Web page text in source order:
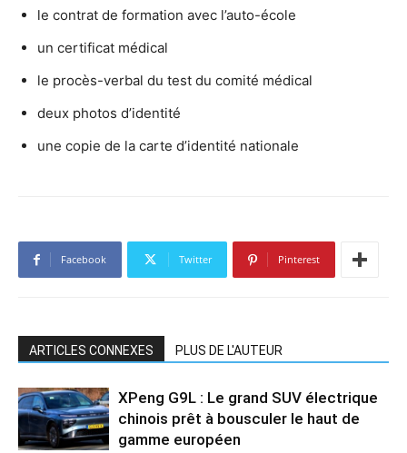
le contrat de formation avec l’auto-école
un certificat médical
le procès-verbal du test du comité médical
deux photos d’identité
une copie de la carte d’identité nationale
Facebook Twitter Pinterest
ARTICLES CONNEXES PLUS DE L'AUTEUR
XPeng G9L : Le grand SUV électrique
chinois prêt à bousculer le haut de
gamme européen